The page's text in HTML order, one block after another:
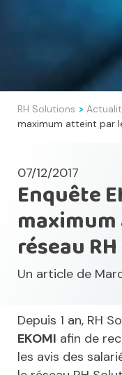
RH Solutions >
maximum atteint par
07/12/2017
Enquête
réseau
Un article de
Depuis 1 an, RH
EKOMI afin de
les avis des